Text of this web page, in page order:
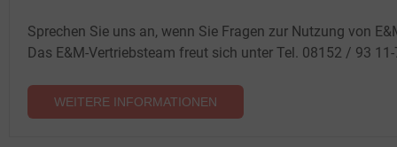
Sprechen Sie uns an, wenn Sie Fragen zur Nutzung von
Das E&M-Vertriebsteam freut sich unter Tel. 08152 / 93
WEITERE INFORMATIONEN